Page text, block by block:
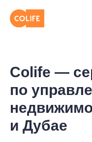
Colife —
по
и Дубае